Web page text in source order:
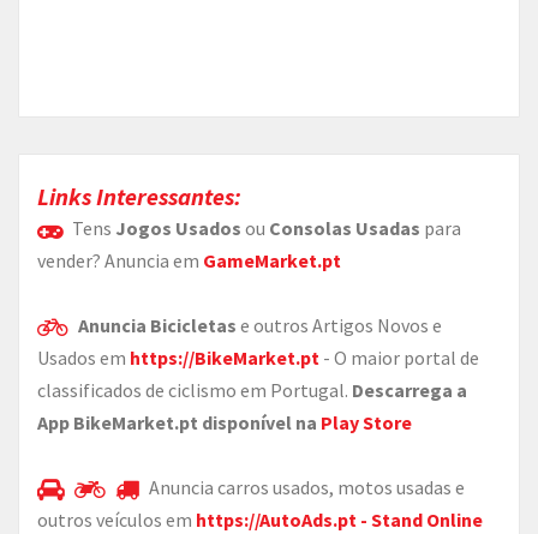
Links Interessantes:
Tens Jogos Usados ou Consolas Usadas para
vender? Anuncia em GameMarket.pt
Anuncia Bicicletas e outros Artigos Novos e
Usados em https://BikeMarket.pt - O maior portal de
classificados de ciclismo em Portugal. Descarrega a
App BikeMarket.pt disponível na Play Store
Anuncia carros usados, motos usadas e
outros veículos em https://AutoAds.pt - Stand Online